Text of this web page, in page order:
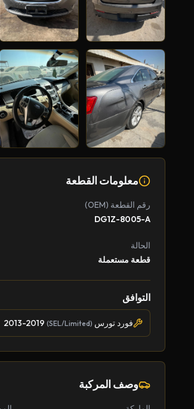
معلومات القطعة
رقم القطعة (OEM)
DG1Z-8005-A
الحالة
قطعة مستعملة
التوافق
فورد تورس (SEL/Limited)
وصف المركبة